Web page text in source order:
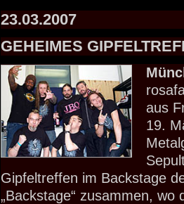
23.03.2007
GEHEIMES
aus
19.
Gipfeltreffen im Backstage
„Backstage“ zusammen, wo